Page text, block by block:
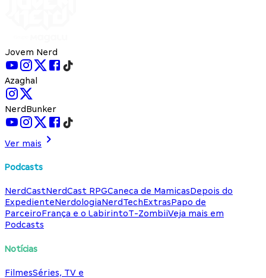
Jovem Nerd
Azaghal
NerdBunker
Ver mais
Podcasts
NerdCastNerdCast RPGCaneca de MamicasDepois do
ExpedienteNerdologiaNerdTechExtrasPapo de
ParceiroFrança e o LabirintoT-ZombiiVeja mais em
Podcasts
Notícias
FilmesSéries, TV e